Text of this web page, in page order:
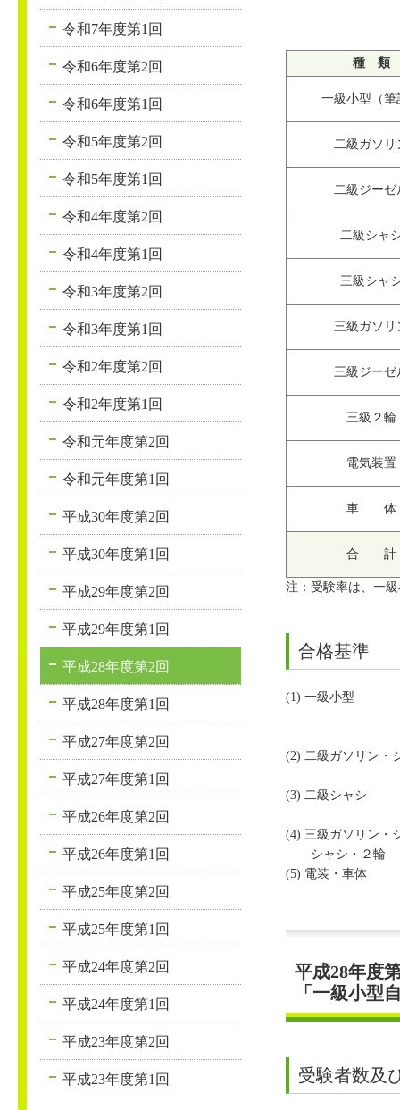
種 類
一級小型（筆
二級ガソリ
二級ジーゼ
二級シャ
三級シャ
三級ガソリ
三級ジーゼ
三級２輪
電気装置
車 体
合 計
注：受験率は、一
合格基準
(1) 一級小型
(2) 二級ガソリン・
(3) 二級シャシ
(4) 三級ガソリン・
シャシ・２輪
(5) 電装・車体
平成28年度
「一級小型
受験者数及
令和7年度第1回
令和6年度第2回
令和6年度第1回
令和5年度第2回
令和5年度第1回
令和4年度第2回
令和4年度第1回
令和3年度第2回
令和3年度第1回
令和2年度第2回
令和2年度第1回
令和元年度第2回
令和元年度第1回
平成30年度第2回
平成30年度第1回
平成29年度第2回
平成29年度第1回
平成28年度第2回
平成28年度第1回
平成27年度第2回
平成27年度第1回
平成26年度第2回
平成26年度第1回
平成25年度第2回
平成25年度第1回
平成24年度第2回
平成24年度第1回
平成23年度第2回
平成23年度第1回